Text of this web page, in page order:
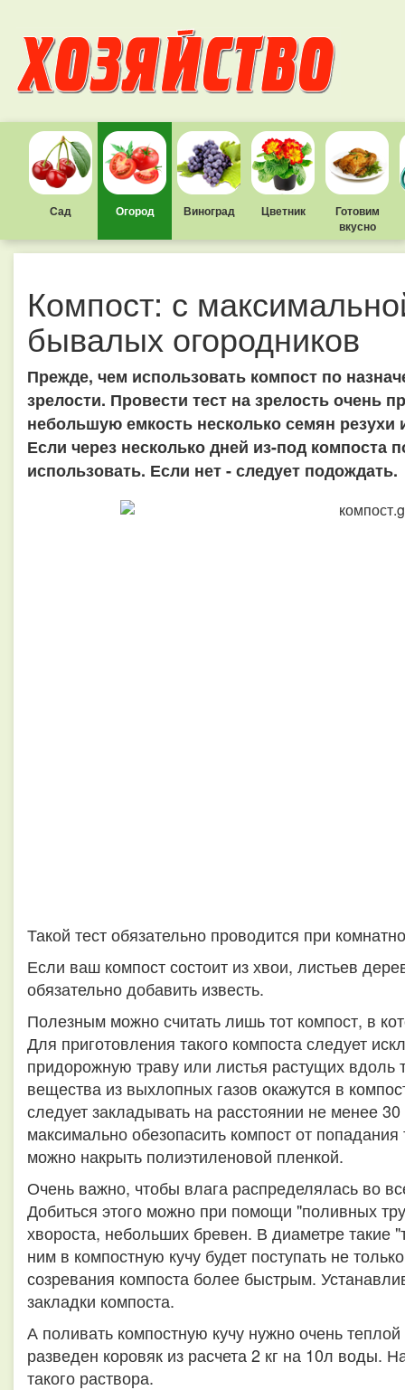
Сад Огород Виноград Цветник
Готовим
вкусно
Компост: с
бывалых огородников
Прежде, чем использовать компост по
зрелости. Провести тест на зрелость очень
небольшую емкость несколько семян
Если через несколько дней из-под компоста
использовать. Если нет - следует подождать.
Такой тест обязательно проводится при
Если ваш компост состоит из хвои, листьев
обязательно добавить известь.
Полезным можно считать лишь тот компост, в
Для приготовления такого компоста следует
придорожную траву или листья растущих
вещества из выхлопных газов окажутся в
следует закладывать на расстоянии не менее
максимально обезопасить компост от
можно накрыть полиэтиленовой пленкой.
Очень важно, чтобы влага распределялась во
Добиться этого можно при помощи "поливных
хвороста, небольших бревен. В диаметре
ним в компостную кучу будет поступать не
созревания компоста более быстрым.
закладки компоста.
А поливать компостную кучу нужно очень
разведен коровяк из расчета 2 кг на 10л воды.
такого раствора.